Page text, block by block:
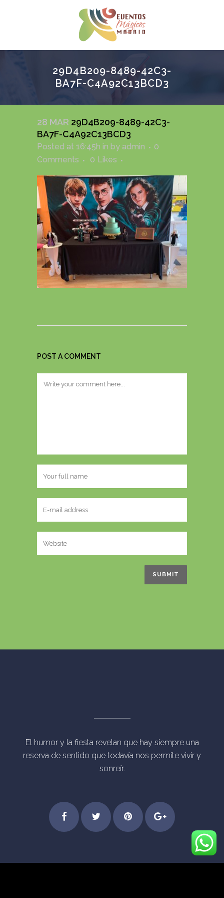
29D4B209-8489-42C3-
BA7F-C4A92C13BCD3
28 MAR 29D4B209-8489-42C3-
BA7F-C4A92C13BCD3
Posted at 16:45h in by admin
0
Comments
0 Likes
POST A COMMENT
El humor y la fiesta revelan que hay siempre una
reserva de sentido que todavía nos permite vivir y
sonreír.